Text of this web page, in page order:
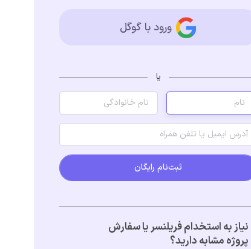
ورود با گوگل
یا
ثبت‌نام رایگان
نیاز به استخدام فریلنسر یا سفارش
پروژه مشابه دارید؟